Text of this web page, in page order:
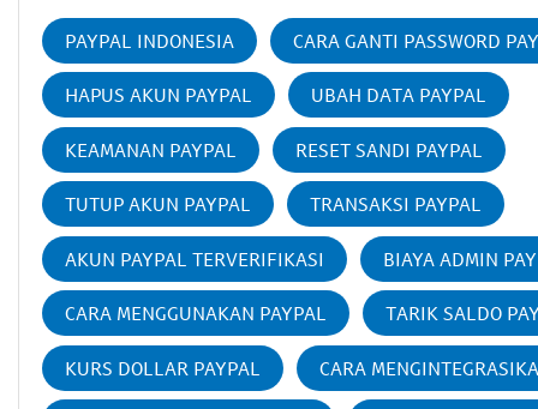
PAYPAL INDONESIA CARA GANTI PASSWORD
HAPUS AKUN PAYPAL UBAH DATA PAYPAL
KEAMANAN PAYPAL RESET SANDI PAYPAL
TUTUP AKUN PAYPAL TRANSAKSI PAYPAL
AKUN PAYPAL TERVERIFIKASI BIAYA ADMIN
CARA MENGGUNAKAN PAYPAL TARIK SALDO
KURS DOLLAR PAYPAL CARA